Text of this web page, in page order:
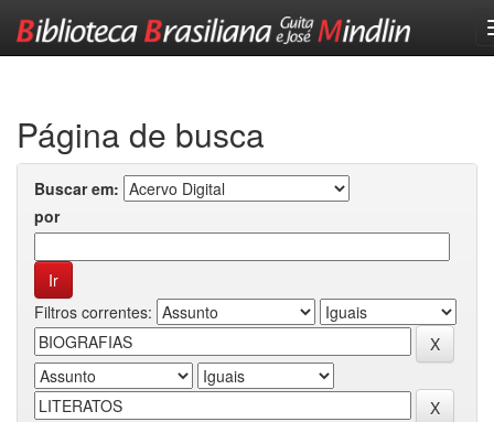
Página de busca
Buscar em:
por
Filtros correntes: